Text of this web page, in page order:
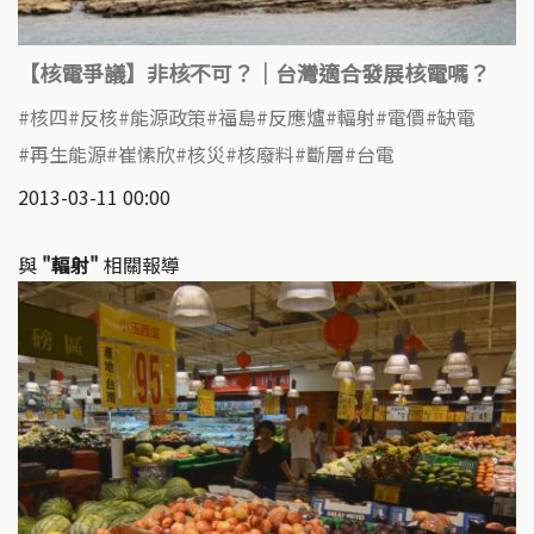
【核電爭議】非核不可？｜台灣適合發展核電嗎？
核四 反核 能源政策 福島 反應爐 輻射 電價 缺電
再生能源 崔愫欣 核災 核廢料 斷層 台電
2013-03-11 00:00
與 "輻射" 相關報導